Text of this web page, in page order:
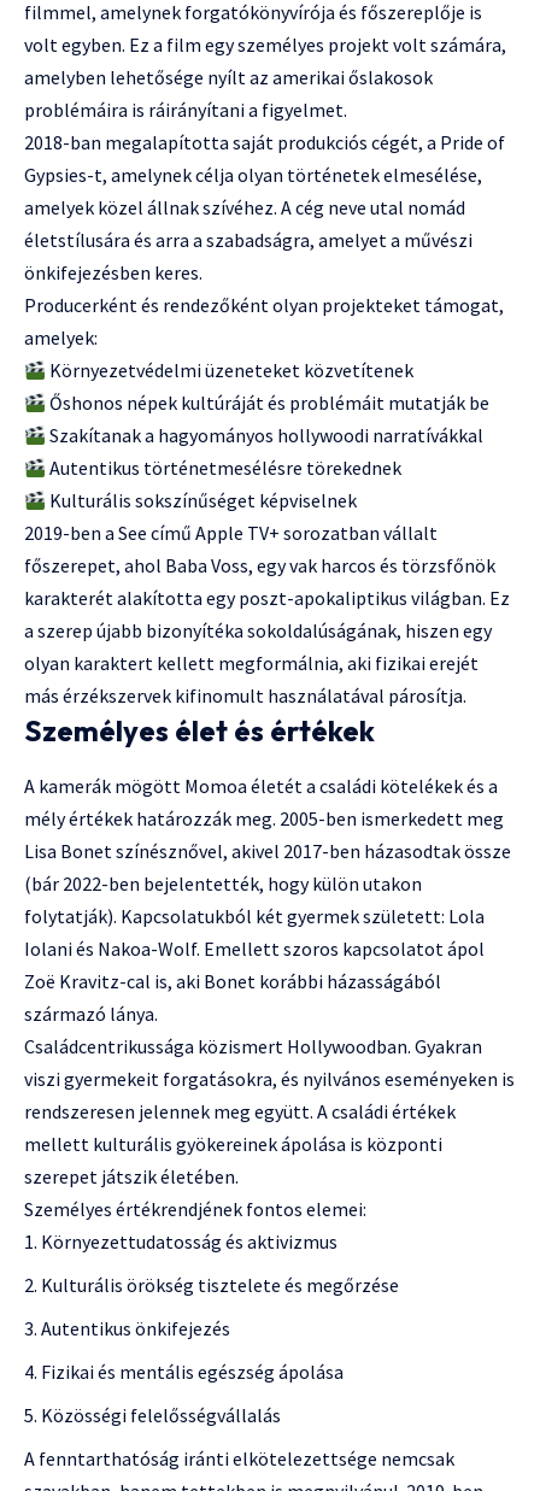
filmmel, amelynek forgatókönyvírója és főszereplője is
volt egyben. Ez a film egy személyes projekt volt számára,
amelyben lehetősége nyílt az amerikai őslakosok
problémáira is ráirányítani a figyelmet.
2018-ban megalapította saját produkciós cégét, a Pride of
Gypsies-t, amelynek célja olyan történetek elmesélése,
amelyek közel állnak szívéhez. A cég neve utal nomád
életstílusára és arra a szabadságra, amelyet a művészi
önkifejezésben keres.
Producerként és rendezőként olyan projekteket támogat,
amelyek:
Környezetvédelmi üzeneteket közvetítenek
Őshonos népek kultúráját és problémáit mutatják be
Szakítanak a hagyományos hollywoodi narratívákkal
Autentikus történetmesélésre törekednek
Kulturális sokszínűséget képviselnek
2019-ben a See című Apple TV+ sorozatban vállalt
főszerepet, ahol Baba Voss, egy vak harcos és törzsfőnök
karakterét alakította egy poszt-apokaliptikus világban. Ez
a szerep újabb bizonyítéka sokoldalúságának, hiszen egy
olyan karaktert kellett megformálnia, aki fizikai erejét
más érzékszervek kifinomult használatával párosítja.
Személyes élet és értékek
A kamerák mögött Momoa életét a családi kötelékek és a
mély értékek határozzák meg. 2005-ben ismerkedett meg
Lisa Bonet színésznővel, akivel 2017-ben házasodtak össze
(bár 2022-ben bejelentették, hogy külön utakon
folytatják). Kapcsolatukból két gyermek született: Lola
Iolani és Nakoa-Wolf. Emellett szoros kapcsolatot ápol
Zoë Kravitz-cal is, aki Bonet korábbi házasságából
származó lánya.
Családcentrikussága közismert Hollywoodban. Gyakran
viszi gyermekeit forgatásokra, és nyilvános eseményeken is
rendszeresen jelennek meg együtt. A családi értékek
mellett kulturális gyökereinek ápolása is központi
szerepet játszik életében.
Személyes értékrendjének fontos elemei:
Környezettudatosság és aktivizmus
Kulturális örökség tisztelete és megőrzése
Autentikus önkifejezés
Fizikai és mentális egészség ápolása
Közösségi felelősségvállalás
A fenntarthatóság iránti elkötelezettsége nemcsak